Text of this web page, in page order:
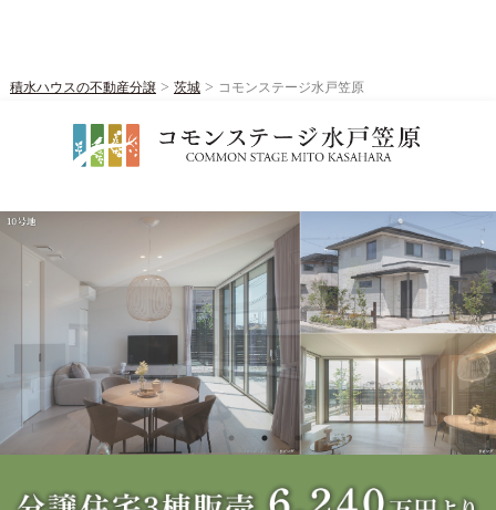
積水ハウスの不動産分譲> 茨城> コモンステージ水戸笠原